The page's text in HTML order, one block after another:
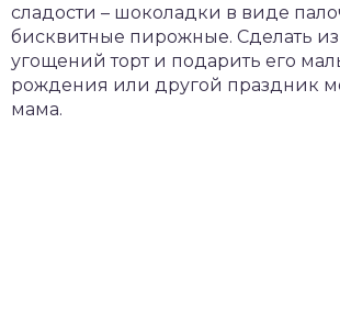
сладости – шоколадки в виде
бисквитные пирожные. Сделать из
угощений торт и подарить его
рождения или другой праздник
мама.